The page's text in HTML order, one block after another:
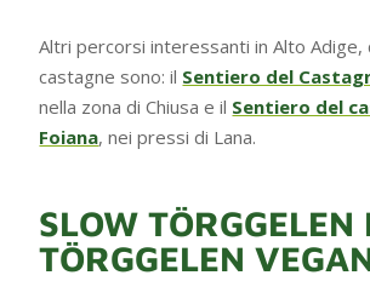
Altri percorsi interessanti in Alto Adige,
castagne sono: il Sentiero del
nella zona di Chiusa e il Sentiero del
Foiana, nei pressi di Lana.
SLOW TÖRGGELEN
TÖRGGELEN